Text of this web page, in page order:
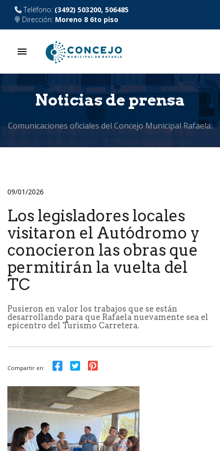
Teléfono: (3492) 503200, 506485
Dirección: Moreno 8 6to piso
menu
Noticias de prensa
Comunicaciones oficiales del Concejo Municipal Rafaela.
09/01/2026
Los legisladores locales
visitaron el Autódromo y
conocieron las obras que
permitirán la vuelta del
TC
Pusieron en valor los trabajos que se están
desarrollando para que Rafaela nuevamente sea el
epicentro del Turismo Carretera.
Compartir en: